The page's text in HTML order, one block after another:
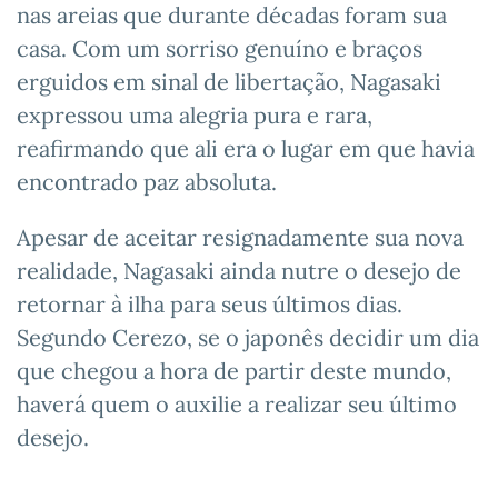
nas areias que durante décadas foram sua
casa. Com um sorriso genuíno e braços
erguidos em sinal de libertação, Nagasaki
expressou uma alegria pura e rara,
reafirmando que ali era o lugar em que havia
encontrado paz absoluta.
Apesar de aceitar resignadamente sua nova
realidade, Nagasaki ainda nutre o desejo de
retornar à ilha para seus últimos dias.
Segundo Cerezo, se o japonês decidir um dia
que chegou a hora de partir deste mundo,
haverá quem o auxilie a realizar seu último
desejo.